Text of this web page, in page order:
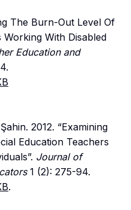
The Burn-Out Level Of
With Disabled
Education and
2012. “Examining
Education Teachers
Journal of
1 (2): 275-94.
.